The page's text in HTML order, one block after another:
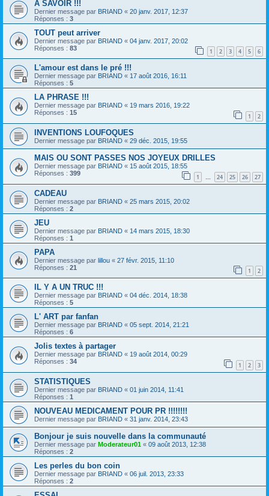
A SAVOIR !!!
Dernier message par BRIAND « 20 janv. 2017, 12:37
Réponses : 3
TOUT peut arriver
Dernier message par BRIAND « 04 janv. 2017, 20:02
Réponses : 83 1 2 3 4 5 6
L'amour est dans le pré !!!
Dernier message par BRIAND « 17 août 2016, 16:11
Réponses : 5
LA PHRASE !!!
Dernier message par BRIAND « 19 mars 2016, 19:22
Réponses : 15 1 2
INVENTIONS LOUFOQUES
Dernier message par BRIAND « 29 déc. 2015, 19:55
MAIS OU SONT PASSES NOS JOYEUX DRILLES
Dernier message par BRIAND « 15 août 2015, 18:55
Réponses : 399 1 … 24 25 26 27
CADEAU
Dernier message par BRIAND « 25 mars 2015, 20:02
Réponses : 2
JEU
Dernier message par BRIAND « 14 mars 2015, 18:30
Réponses : 1
PAPA
Dernier message par lillou « 27 févr. 2015, 11:10
Réponses : 21 1 2
IL Y A UN TRUC !!!
Dernier message par BRIAND « 04 déc. 2014, 18:38
Réponses : 5
L' ART par fanfan
Dernier message par BRIAND « 05 sept. 2014, 21:21
Réponses : 6
Jolis textes à partager
Dernier message par BRIAND « 19 août 2014, 00:29
Réponses : 34 1 2 3
STATISTIQUES
Dernier message par BRIAND « 01 juin 2014, 11:41
Réponses : 1
NOUVEAU MEDICAMENT POUR PR !!!!!!!!
Dernier message par BRIAND « 31 janv. 2014, 23:43
Bonjour je suis nouvelle dans la communauté
Dernier message par Moderateur01 « 09 août 2013, 12:38
Réponses : 2
Les perles du bon coin
Dernier message par BRIAND « 06 juil. 2013, 23:33
Réponses : 2